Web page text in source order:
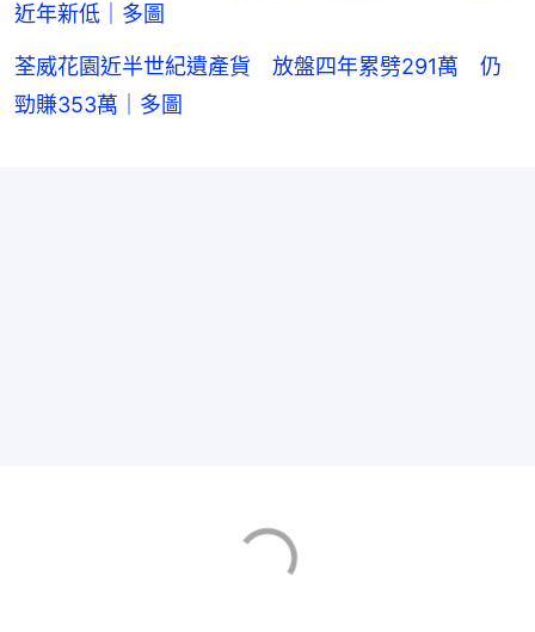
近年新低｜多圖
荃威花園近半世紀遺產貨 放盤四年累劈291萬 仍
勁賺353萬｜多圖